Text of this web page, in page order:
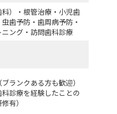
）・根管治療・小児歯
歯予防・歯周病予防・
ング・訪問歯科診療
ランクある方も歓迎）
診療を経験したことの
有）